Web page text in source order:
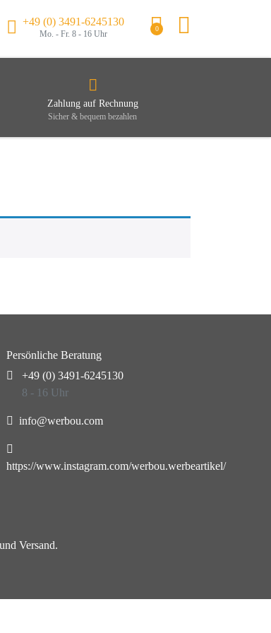
+49 (0) 3491-6245130
Mo. - Fr. 8 - 16 Uhr
0
Zahlung auf Rechnung
Sicher & bequem bezahlen
Persönliche Beratung
+49 (0) 3491-6245130
8 - 16 Uhr
info@werbou.com
https://www.instagram.com/werbou.werbeartikel/
Versand.